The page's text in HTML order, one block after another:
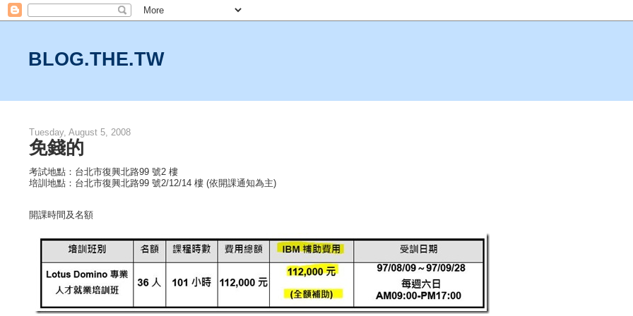
BLOG.THE.TW
Tuesday, August 5, 2008
免錢的
考試地點：台北市復興北路99 號2 樓
培訓地點：台北市復興北路99 號2/12/14 樓 (依開課通知為主)
開課時間及名額